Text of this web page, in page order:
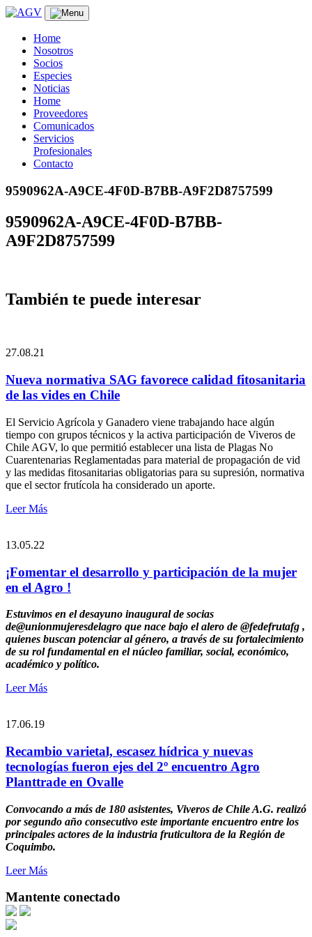
Skip
contentHome
Nosotros
Socios
Especies
Noticias
Home
Proveedores
Comunicados
Servicios
Profesionales
Contacto
9590962A-A9CE-4F0D-B7BB-A9F2D8757599
9590962A-A9CE-4F0D-B7BB-
A9F2D8757599
También te puede interesar
27.08.21
Nueva normativa SAG favorece calidad fitosanitaria
de las vides en Chile
El Servicio Agrícola y Ganadero viene trabajando hace algún
tiempo con grupos técnicos y la activa participación de Viveros de
Chile AGV, lo que permitió establecer una lista de Plagas No
Cuarentenarias Reglamentadas para material de propagación de vid
y las medidas fitosanitarias obligatorias para su supresión, normativa
que el sector frutícola ha considerado un aporte.
Leer Más
13.05.22
¡Fomentar el desarrollo y participación de la mujer
en el Agro !
Estuvimos en el desayuno inaugural de socias
de@unionmujeresdelagro que nace bajo el alero de @fedefrutafg ,
quienes buscan potenciar al género, a través de su fortalecimiento
de su rol fundamental en el núcleo familiar, social, económico,
académico y político.
Leer Más
17.06.19
Recambio varietal, escasez hídrica y nuevas
tecnologías fueron ejes del 2º encuentro Agro
Planttrade en Ovalle
Convocando a más de 180 asistentes, Viveros de Chile A.G. realizó
por segundo año consecutivo este importante encuentro entre los
principales actores de la industria fruticultora de la Región de
Coquimbo.
Leer Más
Mantente conectado